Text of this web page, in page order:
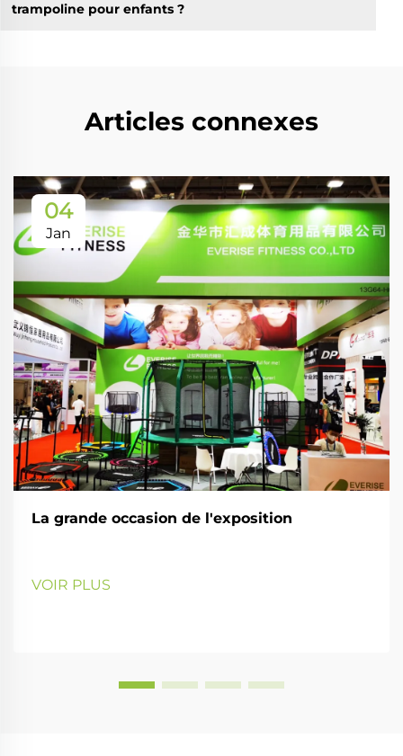
trampoline pour enfants ?
Articles connexes
04
Jan
La grande occasion de l'exposition
VOIR PLUS